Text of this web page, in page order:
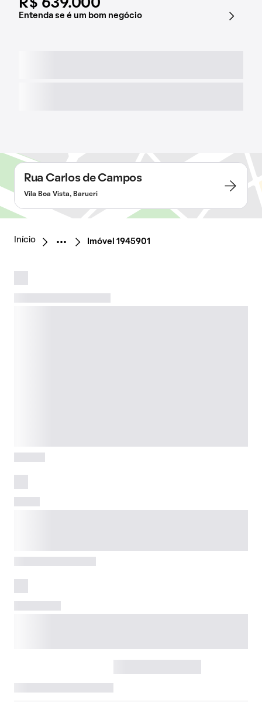
R$ 639.000
Entenda se é um bom negócio
Rua Carlos de Campos
Vila Boa Vista, Barueri
Início Imóvel 1945901